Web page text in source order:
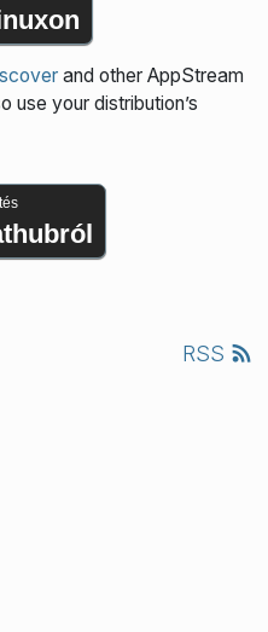
and other AppStream
use your distribution’s
RSS